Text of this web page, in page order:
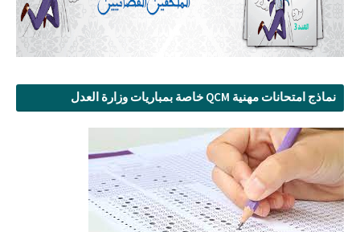
نماذج امتحانات مهنية QCM خاصة بمباريات وزارة العدل